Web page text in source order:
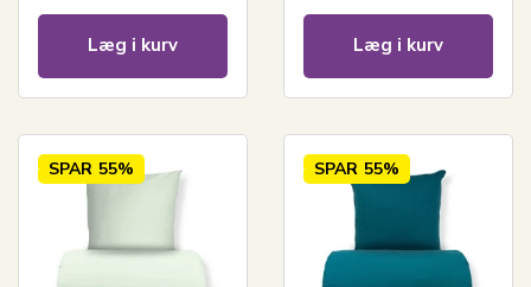
Læg i kurv Læg i kurv
SPAR 55% SPAR 55%